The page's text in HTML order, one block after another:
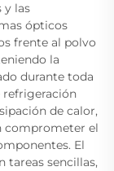
y las
ópticos
frente al polvo
la
durante toda
refrigeración
de calor,
comprometer el
El
tareas sencillas,